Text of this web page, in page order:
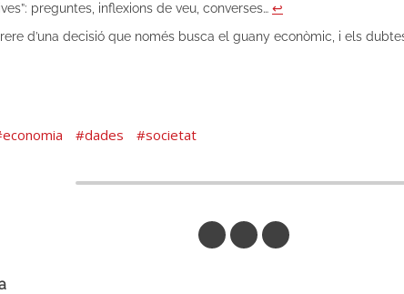
preguntes, inflexions de veu, converses… ↩︎
d’una decisió que només busca el guany econòmic, i els
economia dades societat